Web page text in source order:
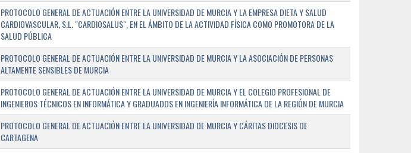
PROTOCOLO GENERAL DE ACTUACIÓN ENTRE LA UNIVERSIDAD DE MURCIA Y LA EMPRESA DIETA Y SALUD
CARDIOVASCULAR, S.L. "CARDIOSALUS", EN EL ÁMBITO DE LA ACTIVIDAD FÍSICA COMO PROMOTORA DE LA
SALUD PÚBLICA
PROTOCOLO GENERAL DE ACTUACIÓN ENTRE LA UNIVERSIDAD DE MURCIA Y LA ASOCIACIÓN DE PERSONAS
ALTAMENTE SENSIBLES DE MURCIA
PROTOCOLO GENERAL DE ACTUACIÓN ENTRE LA UNIVERSIDAD DE MURCIA Y EL COLEGIO PROFESIONAL DE
INGENIEROS TÉCNICOS EN INFORMÁTICA Y GRADUADOS EN INGENIERÍA INFORMÁTICA DE LA REGIÓN DE MURCIA
PROTOCOLO GENERAL DE ACTUACIÓN ENTRE LA UNIVERSIDAD DE MURCIA Y CÁRITAS DIOCESIS DE
CARTAGENA